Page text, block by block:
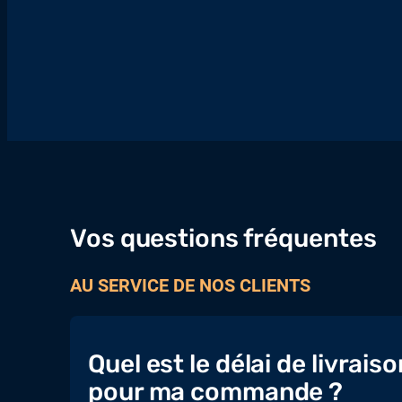
Vos questions fréquentes
AU SERVICE DE NOS CLIENTS
Quel est le délai de
pour ma commande ?